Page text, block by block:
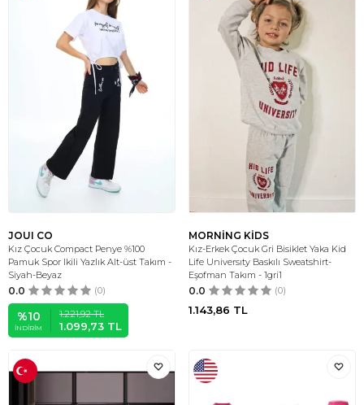
JOUI CO
Kız Çocuk Compact Penye %100
Pamuk Spor Ikili Yazlık Alt-üst Takım -
Siyah-Beyaz
0.0 (0)
%10
İNDIRIM
1.221,92TL
1.099,73 TL
MORNİNG KİDS
Kız-Erkek Çocuk Gri Bisiklet Yaka Kid
Life Universıty Baskılı Sweatshirt-
Eşofman Takım - 1gri1
0.0 (0)
1.143,86 TL